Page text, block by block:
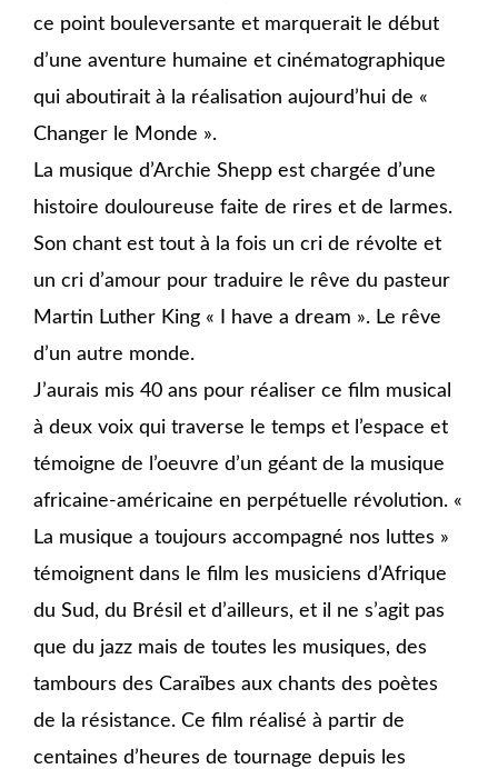
ce point bouleversante et marquerait le début
d’une aventure humaine et cinématographique
qui aboutirait à la réalisation aujourd’hui de «
Changer le Monde ».
La musique d’Archie Shepp est chargée d’une
histoire douloureuse faite de rires et de larmes.
Son chant est tout à la fois un cri de révolte et
un cri d’amour pour traduire le rêve du pasteur
Martin Luther King « I have a dream ». Le rêve
d’un autre monde.
J’aurais mis 40 ans pour réaliser ce film musical
à deux voix qui traverse le temps et l’espace et
témoigne de l’oeuvre d’un géant de la musique
africaine-américaine en perpétuelle révolution. «
La musique a toujours accompagné nos luttes »
témoignent dans le film les musiciens d’Afrique
du Sud, du Brésil et d’ailleurs, et il ne s’agit pas
que du jazz mais de toutes les musiques, des
tambours des Caraïbes aux chants des poètes
de la résistance. Ce film réalisé à partir de
centaines d’heures de tournage depuis les